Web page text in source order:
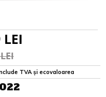
TVA și ecovaloarea